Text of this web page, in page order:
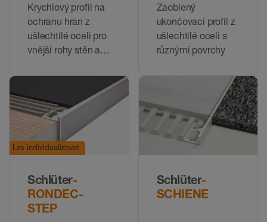
Krychlový profil na
ochranu hran z
ušlechtilé oceli pro
vnější rohy stěn a
Zaoblený
ukončovací profil z
ušlechtilé oceli s
různými povrchy
Lze individualizovat
Schlüter-
RONDEC-
STEP
Schlüter-
SCHIENE